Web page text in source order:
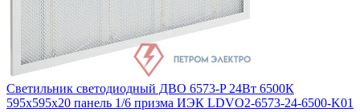
Светильник светодиодный ДВО 6573-P 24Вт 6500К
595х595х20 панель 1/6 призма ИЭК LDVO2-6573-24-6500-K01